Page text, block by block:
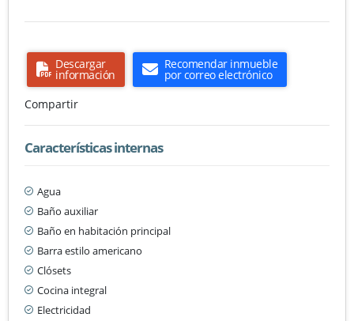
Descargar
información
Recomendar inmueble
por correo electrónico
Compartir
Características internas
Agua
Baño auxiliar
Baño en habitación principal
Barra estilo americano
Clósets
Cocina integral
Electricidad